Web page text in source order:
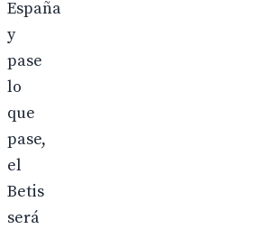
España
y
pase
lo
que
pase,
el
Betis
será